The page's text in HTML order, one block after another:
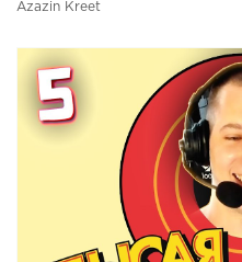
Azazin Kreet